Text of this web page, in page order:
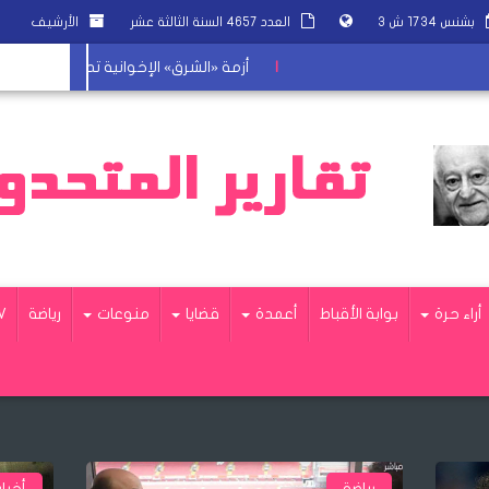
بشنس ١٧٣٤ ش ٣ العدد ٤٦٥٧ السنة الثالثة عشر الأرشيف
أزمة «الشرق» الإخوانية تدخل النفق الأسود
أراء حرة بوابة الأقباط أعمدة قضايا منوعات رياضة